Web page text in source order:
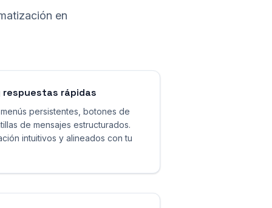
en
rápidas
persistentes, botones de
de mensajes estructurados.
intuitivos y alineados con tu